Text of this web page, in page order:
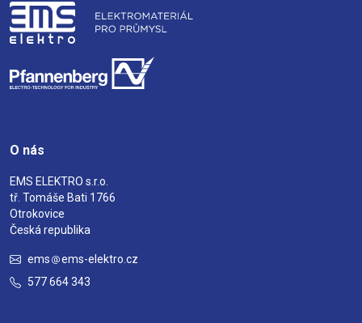
O nás
EMS ELEKTRO s.r.o.
tř. Tomáše Bati 1766
Otrokovice
Česká republika
ems
ems-elektro.cz
577 664 343